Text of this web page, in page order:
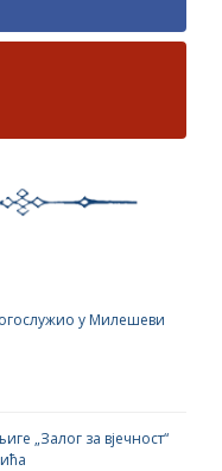
у Милешеви
„Залог за вјечност“